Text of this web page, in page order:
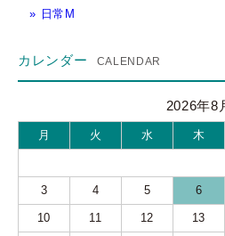
日常M
カレンダー
2026年8
月 火 水 木
3 4 5 6
10 11 12 13